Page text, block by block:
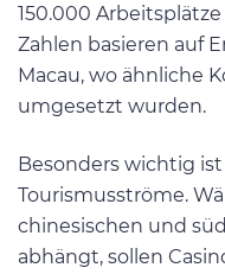
150.000
Zahlen basieren auf
Macau, wo ähnliche
umgesetzt wurden.
Besonders wichtig
Tourismusströme.
chinesischen und
abhängt, sollen